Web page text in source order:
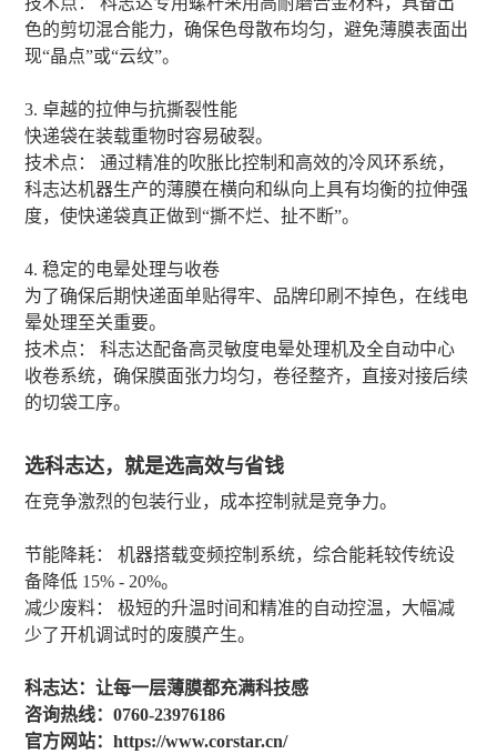
色的剪切混合能力，确保色母散布均匀，避免薄膜表面出
现“晶点”或“云纹”。
3. 卓越的拉伸与抗撕裂性能
快递袋在装载重物时容易破裂。
技术点： 通过精准的吹胀比控制和高效的冷风环系统，
科志达机器生产的薄膜在横向和纵向上具有均衡的拉伸强
度，使快递袋真正做到“撕不烂、扯不断”。
4. 稳定的电晕处理与收卷
为了确保后期快递面单贴得牢、品牌印刷不掉色，在线电
晕处理至关重要。
技术点： 科志达配备高灵敏度电晕处理机及全自动中心
收卷系统，确保膜面张力均匀，卷径整齐，直接对接后续
的切袋工序。
选科志达，就是选高效与省钱
在竞争激烈的包装行业，成本控制就是竞争力。
节能降耗： 机器搭载变频控制系统，综合能耗较传统设
备降低 15% - 20%。
减少废料： 极短的升温时间和精准的自动控温，大幅减
少了开机调试时的废膜产生。
科志达：让每一层薄膜都充满科技感
咨询热线：0760-23976186
官方网站：https://www.corstar.cn/